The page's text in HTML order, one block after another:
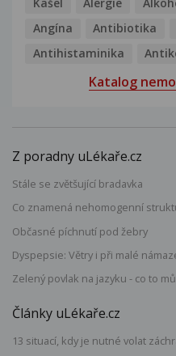
Angína
Antibiotika
Antihistaminika
Katalog
Z poradny uLékaře.cz
Stále se zvětšující bradavka
Co znamená nehomogenní
Občasné píchnutí pod žebry
Dyspepsie: Větry i při malé
Zelený povlak na jazyku - co to
Články uLékaře.cz
13 situací, kdy je nutné volat